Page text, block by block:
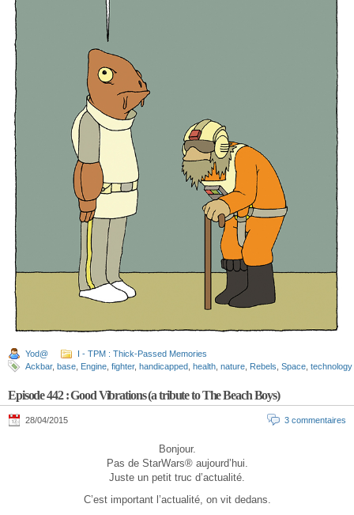
Yod@
I - TPM : Thick-Passed Memories
Ackbar, base Engine fighter, handicapped health nature Rebels Space technology
Episode 442 : Good Vibrations (a tribute to The Beach Boys)
28/04/2015 3 commentaires
Bonjour.
Pas de StarWars® aujourd’hui.
Juste un petit truc d’actualité.
C’est important l’actualité, on vit dedans.